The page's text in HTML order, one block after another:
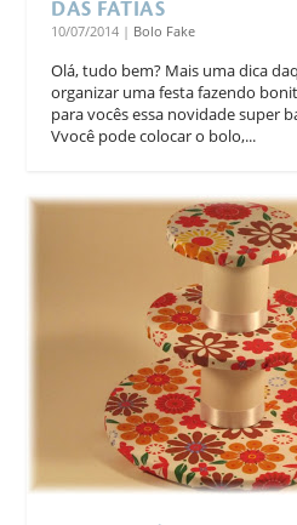
DAS FATIAS
10/07/2014 | Bolo Fake
Olá, tudo bem? Mais uma dica
organizar uma festa fazendo
para vocês essa novidade super
Vvocê pode colocar o bolo,...